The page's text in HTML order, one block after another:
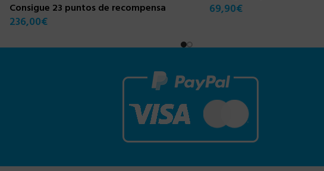
Consigue 23 puntos de recompensa
236,00€
69,90€